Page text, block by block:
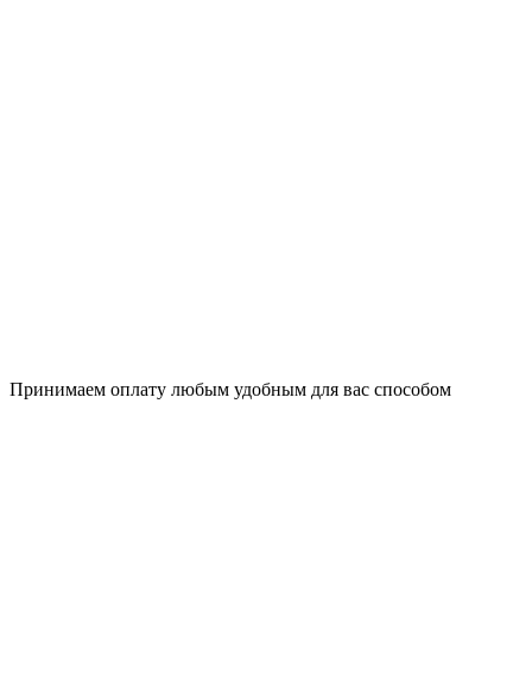
Принимаем оплату любым удобным для вас способом